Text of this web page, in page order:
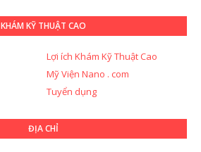
KHÁM KỸ THUẬT CAO
Lợi ích Khám Kỹ Thuật Cao
Mỹ Viện Nano . com
Tuyển dụng
ĐỊA CHỈ